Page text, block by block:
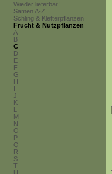
Wieder lieferbar!
Samen A-Z
Schling & Kletterpflanzen
Frucht & Nutzpflanzen
A
B
C
D
E
F
G
H
I
J
K
L
M
N
O
P
Q
R
S
T